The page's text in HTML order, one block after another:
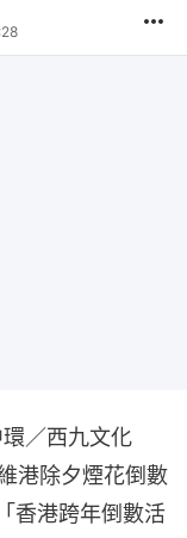
／西九文化
港除夕煙花倒數
香港跨年倒數活